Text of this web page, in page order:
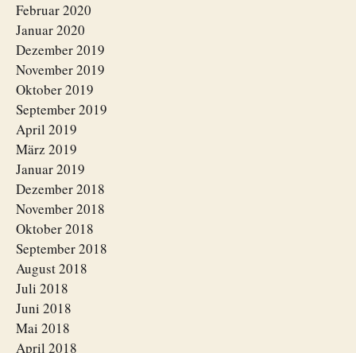
Februar 2020
Januar 2020
Dezember 2019
November 2019
Oktober 2019
September 2019
April 2019
März 2019
Januar 2019
Dezember 2018
November 2018
Oktober 2018
September 2018
August 2018
Juli 2018
Juni 2018
Mai 2018
April 2018